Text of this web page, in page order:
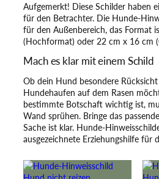
Aufgemerkt! Diese Schilder haben
für den Betrachter. Die Hunde-
für den Außenbereich, das Format
(Hochformat) oder 22 cm x 16 cm
Mach es klar mit einem Schild
Ob dein Hund besondere
Hundehaufen auf dem Rasen
bestimmte Botschaft wichtig ist,
Wand sprühen. Bringe das
Sache ist klar. Hunde-
ausgezeichnete Erziehungshilfe für